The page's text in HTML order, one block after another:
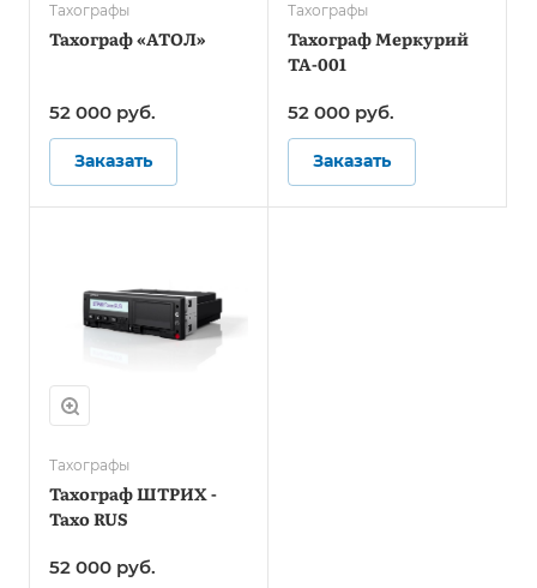
Тахографы
Тахограф «АТОЛ»
52 000 руб.
Заказать
Тахографы
Тахограф Меркурий
ТА-001
52 000 руб.
Заказать
Тахографы
Тахограф ШТРИХ -
Тахо RUS
52 000 руб.